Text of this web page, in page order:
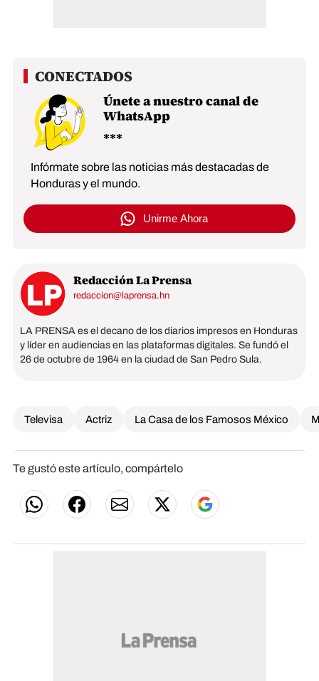
Únete a nuestro canal de
WhatsApp
Infórmate sobre las noticias más destacadas de
Honduras y el mundo.
Unirme Ahora
Redacción La Prensa
redaccion@laprensa.hn
LA PRENSA es el decano de los diarios impresos en Honduras
y líder en audiencias en las plataformas digitales. Se fundó el
26 de octubre de 1964 en la ciudad de San Pedro Sula.
Televisa Actriz La Casa de los Famosos México
Te gustó este artículo, compártelo